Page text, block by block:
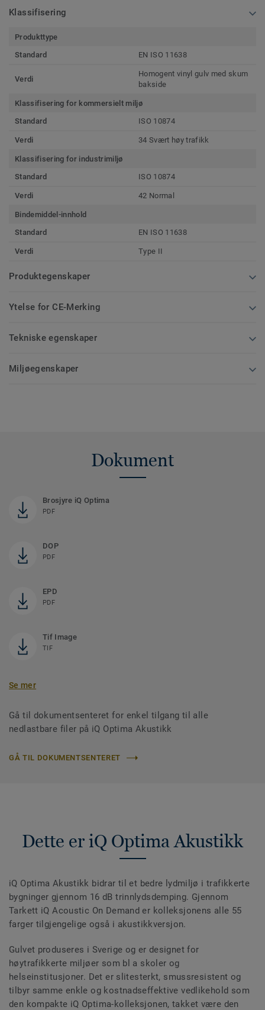
Klassifisering
Produkttype
Standard
EN ISO 11638
Verdi
Homogent vinyl gulv med skum
bakside
Klassifisering for kommersielt miljø
Standard
ISO 10874
Verdi 34 Svært høy trafikk
Klassifisering for industrimiljø
Standard
ISO 10874
Verdi 42 Normal
Bindemiddel-innhold
Standard
EN ISO 11638
Verdi Type II
Produktegenskaper
Ytelse for CE-Merking
Tekniske egenskaper
Miljøegenskaper
Dokument
Brosjyre iQ Optima
PDF
DOP
PDF
EPD
PDF
Tif Image
TIF
Se mer
Gå til dokumentsenteret for enkel tilgang til alle
nedlastbare filer på iQ Optima Akustikk
GÅ TIL DOKUMENTSENTERET
Dette er iQ Optima Akustikk
iQ Optima Akustikk bidrar til et bedre lydmiljø i trafikkerte
bygninger gjennom 16 dB trinnlydsdemping. Gjennom
Tarkett iQ Acoustic On Demand er kolleksjonens alle 55
farger tilgjengelige også i akustikkversjon.
Gulvet produseres i Sverige og er designet for
høytrafikkerte miljøer som bl a skoler og
helseinstitusjoner. Det er slitesterkt, smussresistent og
tilbyr samme enkle og kostnadseffektive vedlikehold som
den kompakte iQ Optima-kolleksjonen, takket være den